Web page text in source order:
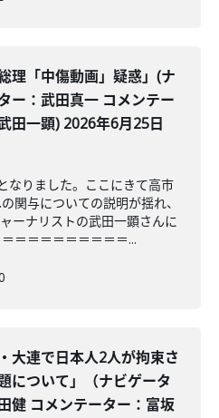
総理「中傷動画」疑惑」(ナ
ー：武田真一 コメンテー
田一顕) 2026年6月25日
なりました。ここにきて高市
関与についての説明が揺れ、
ーナリストの武田一顕さんに
＝＝＝＝＝＝＝＝＝...
・大連で日本人2人が拘束さ
について」（ナビゲータ
健 コメンテーター：富坂